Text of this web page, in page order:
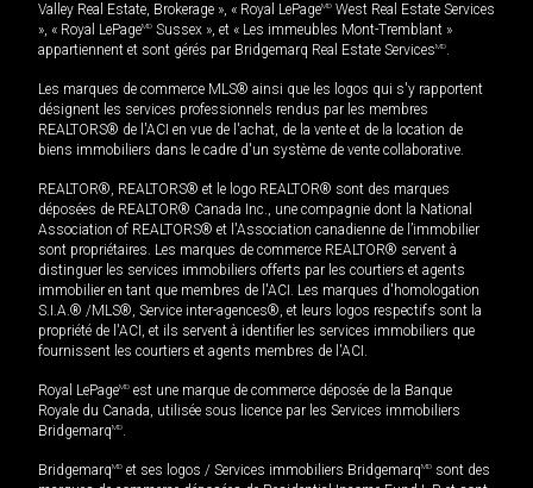
Valley Real Estate, Brokerage », « Royal LePageMD West Real Estate Services
», « Royal LePageMD Sussex », et « Les immeubles Mont-Tremblant »
appartiennent et sont gérés par Bridgemarq Real Estate ServicesMD.
Les marques de commerce MLS® ainsi que les logos qui s'y rapportent
désignent les services professionnels rendus par les membres
REALTORS® de l'ACI en vue de l'achat, de la vente et de la location de
biens immobiliers dans le cadre d'un système de vente collaborative.
REALTOR®, REALTORS® et le logo REALTOR® sont des marques
déposées de REALTOR® Canada Inc., une compagnie dont la National
Association of REALTORS® et l'Association canadienne de l’immobilier
sont propriétaires. Les marques de commerce REALTOR® servent à
distinguer les services immobiliers offerts par les courtiers et agents
immobilier en tant que membres de l'ACI. Les marques d'homologation
S.I.A.® /MLS®, Service inter-agences®, et leurs logos respectifs sont la
propriété de l'ACI, et ils servent à identifier les services immobiliers que
fournissent les courtiers et agents membres de l'ACI.
Royal LePageMD est une marque de commerce déposée de la Banque
Royale du Canada, utilisée sous licence par les Services immobiliers
BridgemarqMD.
BridgemarqMD et ses logos / Services immobiliers BridgemarqMD sont des